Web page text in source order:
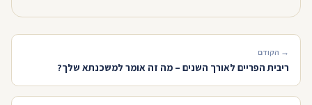
→ הקודם
ריבית הפריים לאורך השנים – מה זה אומר למשכנתא שלך?